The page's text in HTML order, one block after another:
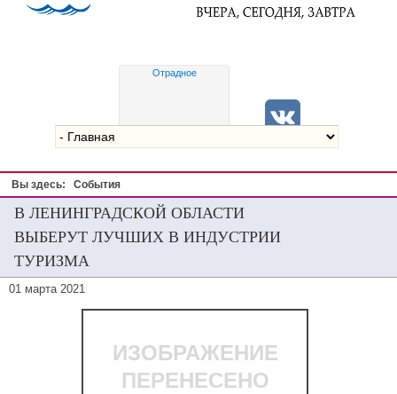
Отрадное
Вы здесь: События
В ЛЕНИНГРАДСКОЙ ОБЛАСТИ
ВЫБЕРУТ ЛУЧШИХ В ИНДУСТРИИ
ТУРИЗМА
01 марта 2021
ИЗОБРАЖЕНИЕ
ПЕРЕНЕСЕНО